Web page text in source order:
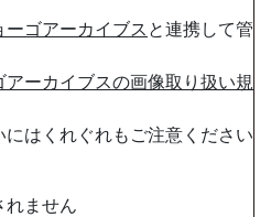
ーゴアーカイブス と連携して管
アーカイブスの画像取り扱い規
はくれぐれもご注意ください
れません